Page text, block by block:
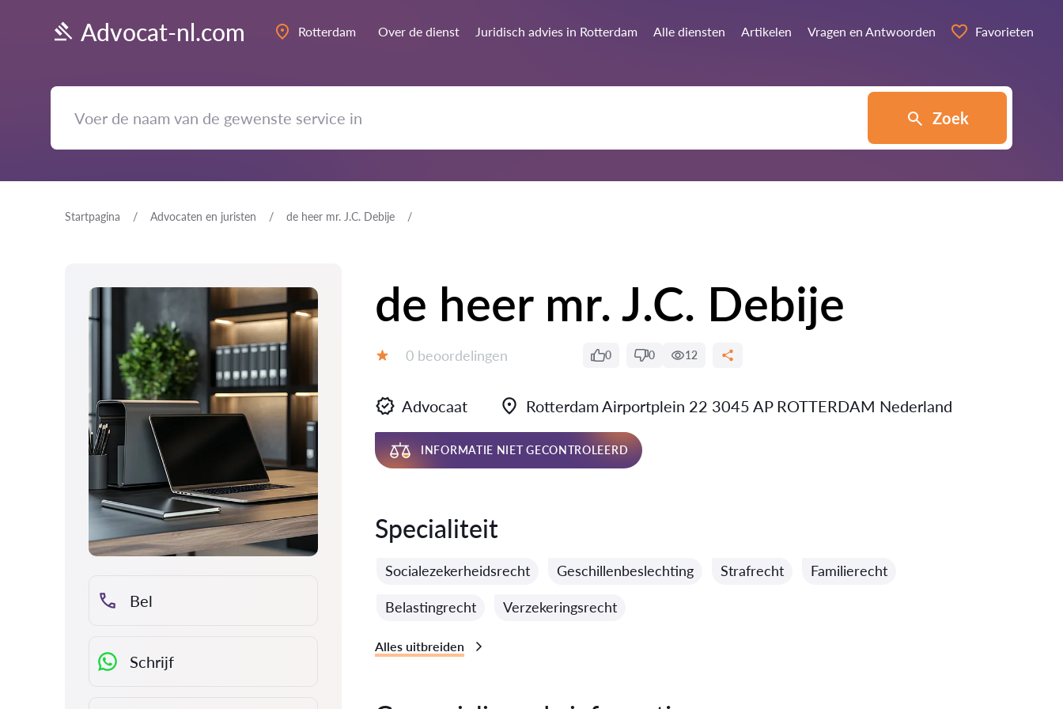
Advocat-nl.com Rotterdam Over de dienst Juridisch advies in Rotterdam Alle diensten Artikelen Vragen en Antwoorden Favorieten
Zoek
Startpagina Advocaten en juristen de heer mr. J.C. Debije
Bel
Schrijf
de heer mr. J.C. Debije
Getuigenissen:
0 beoordelingen 0 0 12
Advocaat Rotterdam Airportplein 22 3045 AP ROTTERDAM Nederland
INFORMATIE NIET GECONTROLEERD
Specialiteit
Socialezekerheidsrecht Geschillenbeslechting Strafrecht Familierecht
Belastingrecht Verzekeringsrecht
Alles uitbreiden